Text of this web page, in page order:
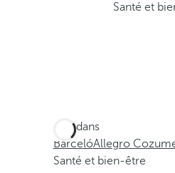
Santé et
Ces dans
BarcelóAllegro
Santé et bien-être